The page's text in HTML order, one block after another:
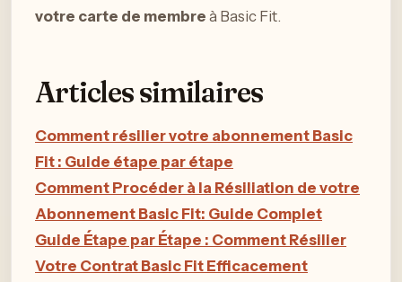
votre carte de membre à Basic Fit.
Articles similaires
Comment résilier votre abonnement Basic
Fit : Guide étape par étape
Comment Procéder à la Résiliation de votre
Abonnement Basic Fit: Guide Complet
Guide Étape par Étape : Comment Résilier
Votre Contrat Basic Fit Efficacement